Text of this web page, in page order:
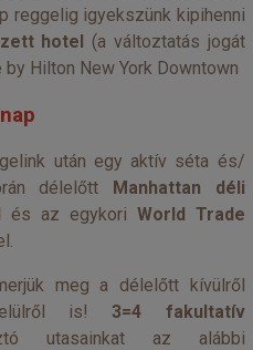
reggelig igyekszünk kipihenni
hotel(a változtatás jogát
by Hilton New York Downtown
után egy aktív séta és/
délelőtt Manhattan déli
és az egykori World Trade
meg a délelőtt kívülről
belülről is!3=4 fakultatív
utasainkat az alábbi